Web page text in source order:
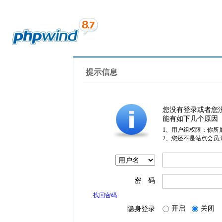
提示信息
您没有登录或者您
能有如下几个原因
1、用户组权限：你所
2、您还不是站点会员
密 码
找回密码
隐身登录 开启 关闭